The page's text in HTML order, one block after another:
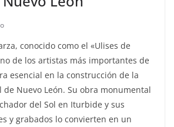
conocido como el «Ulises de
de los artistas más importantes de
esencial en la construcción de la
Nuevo León. Su obra monumental
del Sol en Iturbide y sus
y grabados lo convierten en un